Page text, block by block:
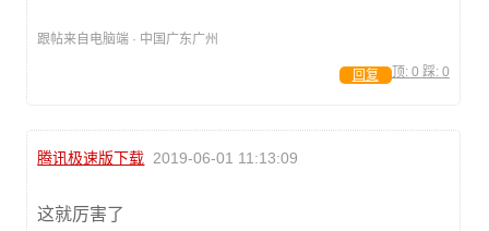
跟帖来自电脑端 · 中国广东广州
顶: 0 踩: 0
回复
腾讯极速版下载 2019-06-01 11:13:09
这就厉害了